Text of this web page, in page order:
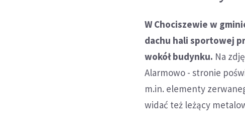
W Chociszewie w
dachu hali sportowej
wokół budynku. Na
Alarmowo - stronie
m.in. elementy
widać też leżący